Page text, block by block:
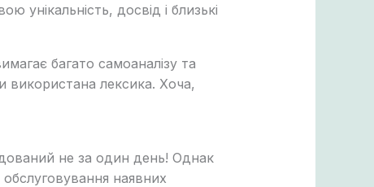
унікальність, досвід і близькі
багато самоаналізу та
використана лексика. Хоча,
не за один день! Однак
наявних